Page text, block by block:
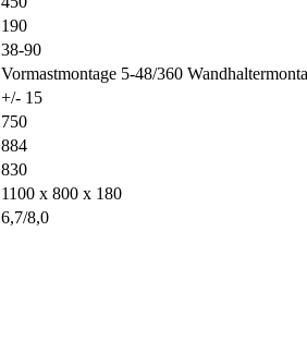
190
38-90
Vormastmontage 5-48/360
+/- 15
750
884
830
1100 x 800 x 180
6,7/8,0